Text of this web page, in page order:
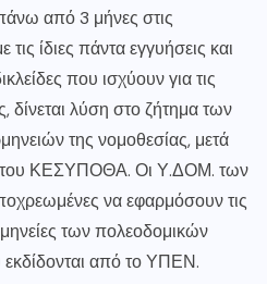
από 3 μήνες στις
τις ίδιες πάντα εγγυήσεις και
που ισχύουν για τις
λύση στο ζήτημα των
της νομοθεσίας, μετά
του ΚΕΣΥΠΟΘΑ. Οι Υ.ΔΟΜ. των
να εφαρμόσουν τις
των πολεοδομικών
από το ΥΠΕΝ.